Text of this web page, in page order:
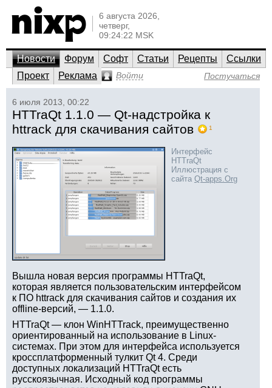
6 августа 2026,
четверг,
09:24:22 MSK
Новости Форум Софт Статьи Рецепты
Ссылки
Проект
Реклама Войти Постучаться
6 июля 2013, 00:22
HTTraQt 1.1.0 — Qt-надстройка к
httrack для скачивания сайтов
1
Интерфейс
HTTraQt
Иллюстрация с
сайта Qt-apps.Org
Вышла новая версия программы HTTraQt,
которая является пользовательским интерфейсом
к ПО httrack для скачивания сайтов и создания их
offline-версий, — 1.1.0.
HTTraQt — клон WinHTTrack, преимущественно
ориентированный на использование в Linux-
системах. При этом для интерфейса используется
кроссплатформенный тулкит Qt 4. Среди
доступных локализаций HTTraQt есть
русскоязычная. Исходный код программы